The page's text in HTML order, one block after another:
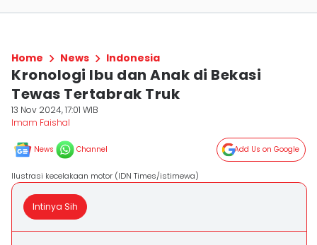
Home News Indonesia
Kronologi Ibu dan Anak di Bekasi
Tewas Tertabrak Truk
13 Nov 2024, 17:01 WIB
Imam Faishal
News Channel Add Us on Google
Ilustrasi kecelakaan motor (IDN Times/istimewa)
Intinya Sih